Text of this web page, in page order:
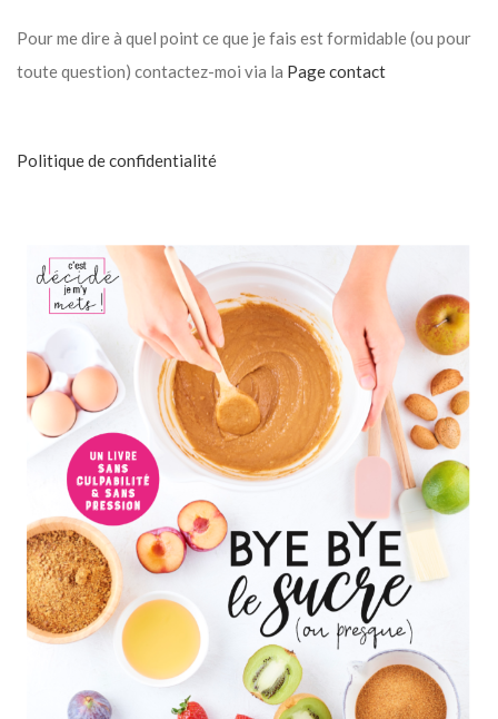
Pour me dire à quel point ce que je fais est formidable (ou pour
toute question) contactez-moi via la Page contact
Politique de confidentialité